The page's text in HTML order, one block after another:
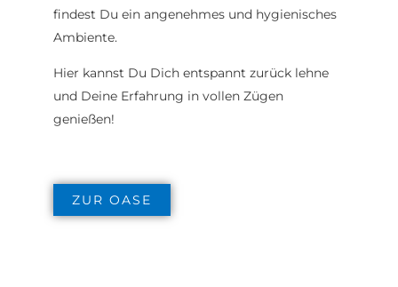
findest Du ein angenehmes und hygienisches
Ambiente.
Hier kannst Du Dich entspannt zurück lehne
und Deine Erfahrung in vollen Zügen
genießen!
ZUR OASE